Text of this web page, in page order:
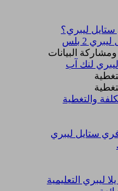
ليبري؟
2 بلس​
ومشاركة البيانات
ليبري لنك آب
والتغطية
ستايل ليبري
ليبري التعليمية